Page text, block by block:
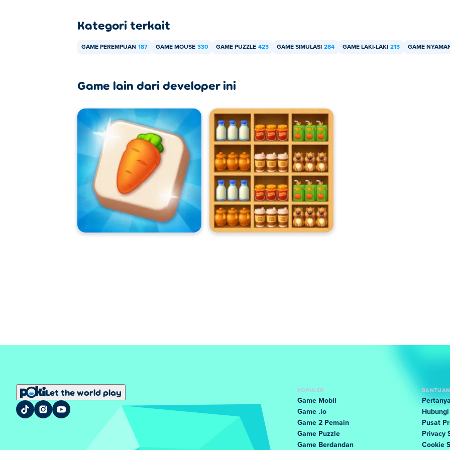
Kategori terkait
GAME PEREMPUAN 187 GAME MOUSE 330 GAME PUZZLE 423 GAME SIMULASI 284 GAME LAKI-LAKI 213 GAME
Game lain dari developer ini
Let the world play
POPULER
Game Mobil
Game .io
Game 2 Pemain
Game Puzzle
Game Berdandan
Hubungi
Pusat
Privacy
Cookie